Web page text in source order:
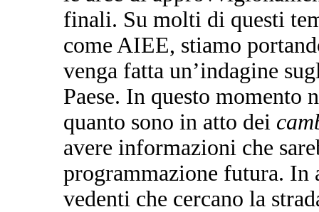
finali. Su molti di questi
come AIEE, stiamo
venga fatta un’indagine
Paese. In questo momento
quanto sono in atto dei
avere informazioni che
programmazione futura. In
vedenti che cercano la